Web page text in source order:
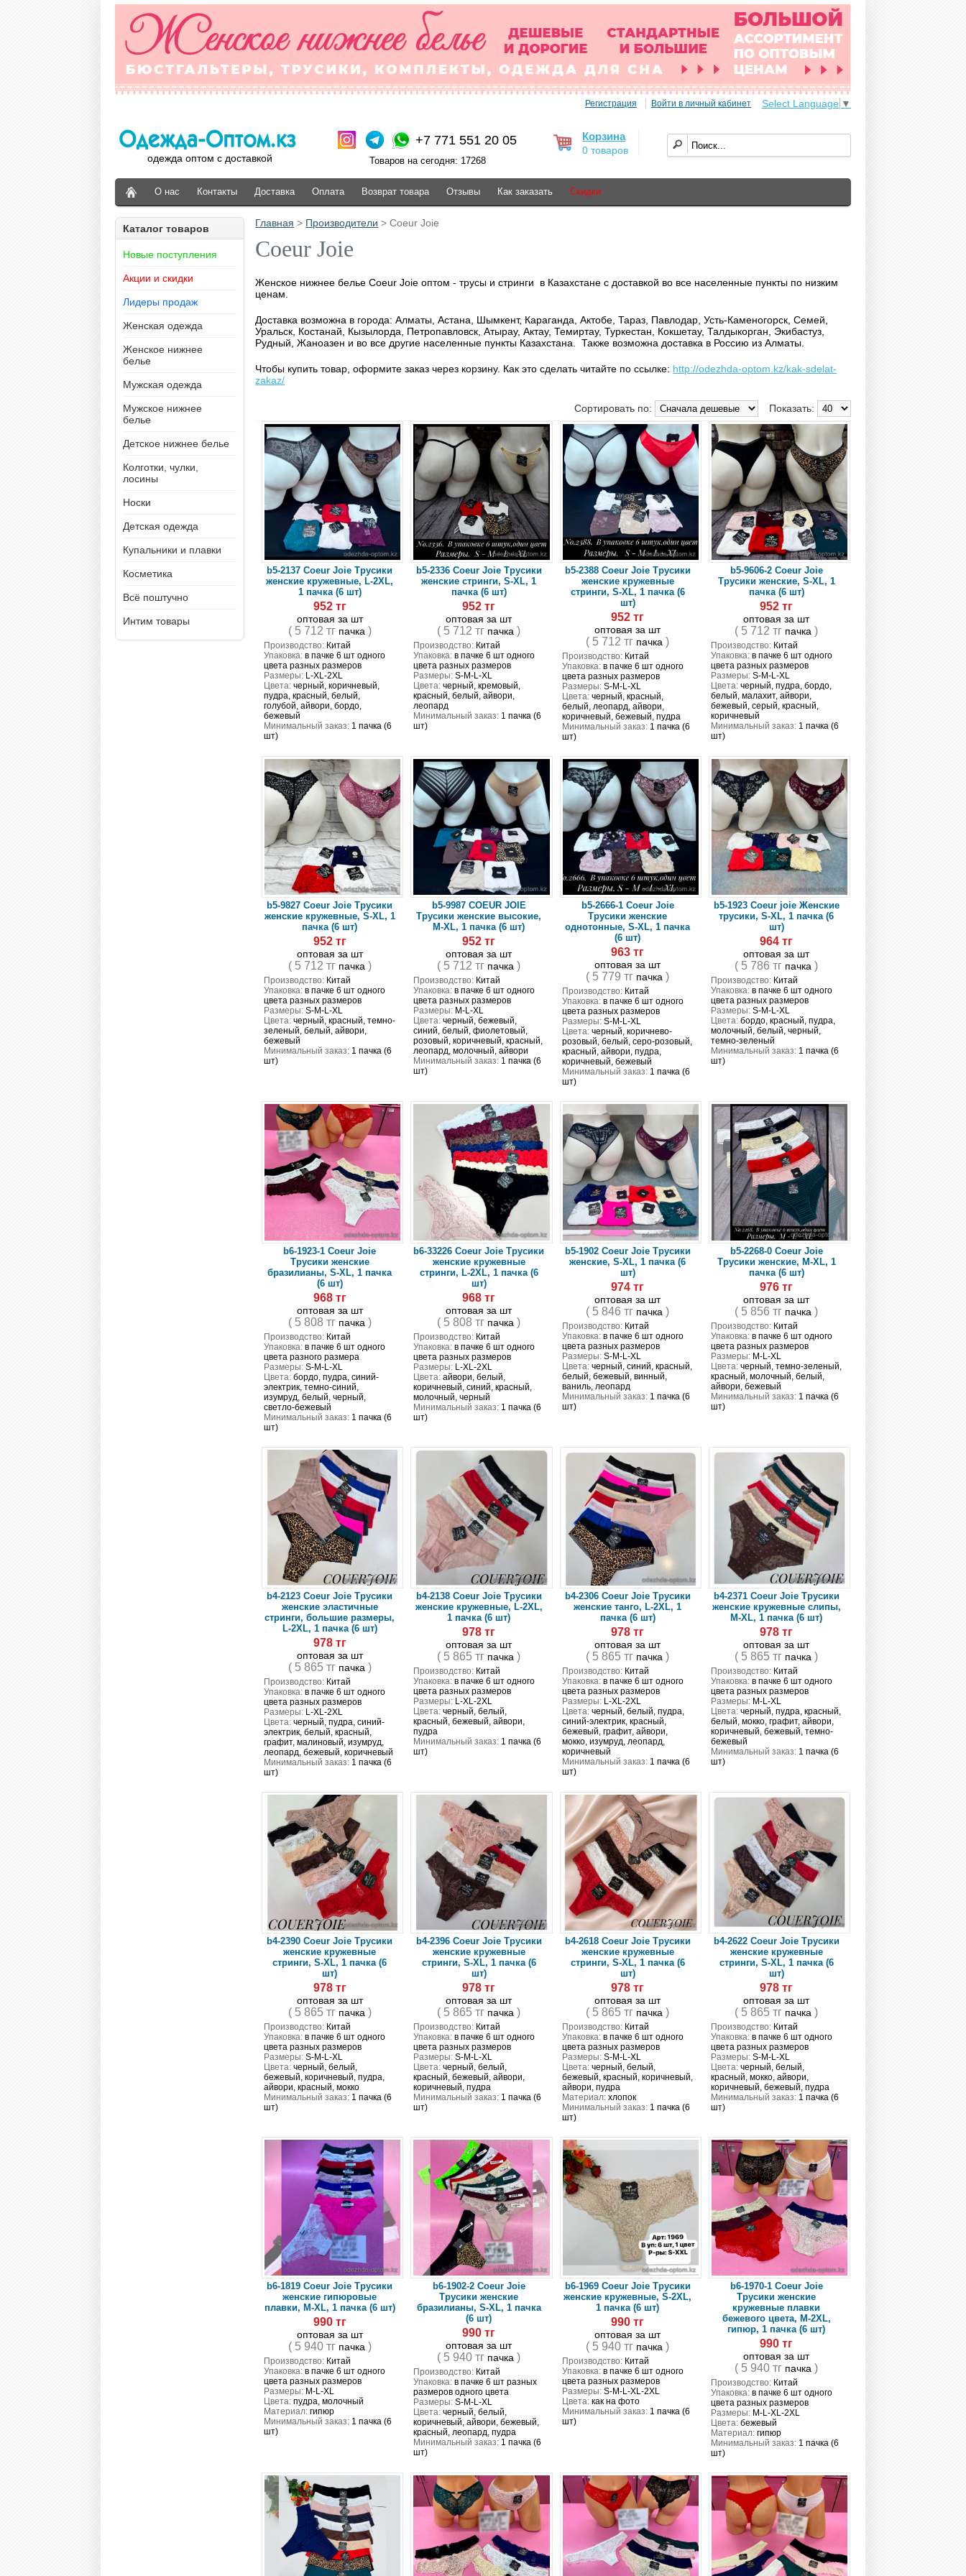
Регистрация Войти в личный кабинет Select Language ▼
одежда оптом с доставкой
+7 771 551 20 05
Товаров на сегодня: 17268
Корзина
0 товаров
О нас Контакты Доставка Оплата Возврат товара Отзывы Как заказать Скидки
Каталог товаров
Новые поступления
Акции и скидки
Лидеры продаж
Женская одежда
Женское нижнее
белье
Мужская одежда
Мужское нижнее
белье
Детское нижнее белье
Колготки, чулки,
лосины
Носки
Детская одежда
Купальники и плавки
Косметика
Всё поштучно
Интим товары
Главная > Производители > Coeur Joie
Coeur Joie
Женское нижнее белье Coeur Joie оптом - трусы и стринги в Казахстане с доставкой во все населенные пункты по низким
ценам.
Доставка возможна в города: Алматы, Астана, Шымкент, Караганда, Актобе, Тараз, Павлодар, Усть-Каменогорск, Семей,
Уральск, Костанай, Кызылорда, Петропавловск, Атырау, Актау, Темиртау, Туркестан, Кокшетау, Талдыкорган, Экибастуз,
Рудный, Жаноазен и во все другие населенные пункты Казахстана. Также возможна доставка в Россию из Алматы.
Чтобы купить товар, оформите заказ через корзину. Как это сделать читайте по ссылке: http://odezhda-optom.kz/kak-sdelat-
zakaz/
Показать:
Сортировать по:
b5-2137 Coeur Joie Трусики
женские кружевные, L-2XL,
1 пачка (6 шт)
952 тг
оптовая за шт
( 5 712 тг пачка )
Производство: Китай
Упаковка: в пачке 6 шт одного
цвета разных размеров
Размеры: L-XL-2XL
Цвета: черный, коричневый,
пудра, красный, белый,
голубой, айвори, бордо,
бежевый
Минимальный заказ: 1 пачка (6
шт)
b5-2336 Coeur Joie Трусики
женские стринги, S-XL, 1
пачка (6 шт)
952 тг
оптовая за шт
( 5 712 тг пачка )
Производство:Китай
Упаковка:в пачке 6 шт одного
цвета разных размеров
Размеры:S-M-L-XL
Цвета:черный, кремовый,
красный, белый, айвори,
леопард
Минимальный заказ:1 пачка (6
шт)
b5-2388 Coeur Joie Трусики
женские кружевные
стринги, S-XL, 1 пачка (6
шт)
952 тг
оптовая за шт
( 5 712 тг пачка )
Производство:Китай
Упаковка:в пачке 6 шт одного
цвета разных размеров
Размеры:S-M-L-XL
Цвета:черный, красный,
белый, леопард, айвори,
коричневый, бежевый, пудра
Минимальный заказ:1 пачка (6
шт)
b5-9606-2 Coeur Joie
Трусики женские, S-XL, 1
пачка (6 шт)
952 тг
оптовая за шт
( 5 712 тг пачка )
Производство:Китай
Упаковка:в пачке 6 шт одного
цвета разных размеров
Размеры:S-M-L-XL
Цвета:черный, пудра, бордо,
белый, малахит, айвори,
бежевый, серый, красный,
коричневый
Минимальный заказ:1 пачка (6
шт)
b5-9827 Coeur Joie Трусики
женские кружевные, S-XL, 1
пачка (6 шт)
952 тг
оптовая за шт
( 5 712 тг пачка )
Производство: Китай
Упаковка: в пачке 6 шт одного
цвета разных размеров
Размеры: S-M-L-XL
Цвета: черный, красный, темно-
зеленый, белый, айвори,
бежевый
Минимальный заказ: 1 пачка (6
шт)
b5-9987 COEUR JOIE
Трусики женские высокие,
M-XL, 1 пачка (6 шт)
952 тг
оптовая за шт
( 5 712 тг пачка )
Производство:Китай
Упаковка:в пачке 6 шт одного
цвета разных размеров
Размеры:M-L-XL
Цвета:черный, бежевый,
синий, белый, фиолетовый,
розовый, коричневый, красный,
леопард, молочный, айвори
Минимальный заказ:1 пачка (6
шт)
b5-2666-1 Coeur Joie
Трусики женские
однотонные, S-XL, 1 пачка
(6 шт)
963 тг
оптовая за шт
( 5 779 тг пачка )
Производство:Китай
Упаковка:в пачке 6 шт одного
цвета разных размеров
Размеры:S-M-L-XL
Цвета:черный, коричнево-
розовый, белый, серо-розовый,
красный, айвори, пудра,
коричневый, бежевый
Минимальный заказ:1 пачка (6
шт)
b5-1923 Coeur joie Женские
трусики, S-XL, 1 пачка (6
шт)
964 тг
оптовая за шт
( 5 786 тг пачка )
Производство:Китай
Упаковка:в пачке 6 шт одного
цвета разных размеров
Размеры:S-M-L-XL
Цвета:бордо, красный, пудра,
молочный, белый, черный,
темно-зеленый
Минимальный заказ:1 пачка (6
шт)
b6-1923-1 Coeur Joie
Трусики женские
бразилианы, S-XL, 1 пачка
(6 шт)
968 тг
оптовая за шт
( 5 808 тг пачка )
Производство: Китай
Упаковка: в пачке 6 шт одного
цвета разного размера
Размеры: S-M-L-XL
Цвета: бордо, пудра, синий-
электрик, темно-синий,
изумруд, белый, черный,
светло-бежевый
Минимальный заказ: 1 пачка (6
шт)
b6-33226 Coeur Joie Трусики
женские кружевные
стринги, L-2XL, 1 пачка (6
шт)
968 тг
оптовая за шт
( 5 808 тг пачка )
Производство:Китай
Упаковка:в пачке 6 шт одного
цвета разных размеров
Размеры:L-XL-2XL
Цвета:айвори, белый,
коричневый, синий, красный,
молочный, черный
Минимальный заказ:1 пачка (6
шт)
b5-1902 Coeur Joie Трусики
женские, S-XL, 1 пачка (6
шт)
974 тг
оптовая за шт
( 5 846 тг пачка )
Производство:Китай
Упаковка:в пачке 6 шт одного
цвета разных размеров
Размеры:S-M-L-XL
Цвета:черный, синий, красный,
белый, бежевый, винный,
ваниль, леопард
Минимальный заказ:1 пачка (6
шт)
b5-2268-0 Coeur Joie
Трусики женские, M-XL, 1
пачка (6 шт)
976 тг
оптовая за шт
( 5 856 тг пачка )
Производство:Китай
Упаковка:в пачке 6 шт одного
цвета разных размеров
Размеры:M-L-XL
Цвета:черный, темно-зеленый,
красный, молочный, белый,
айвори, бежевый
Минимальный заказ:1 пачка (6
шт)
b4-2123 Coeur Joie Трусики
женские эластичные
стринги, большие размеры,
L-2XL, 1 пачка (6 шт)
978 тг
оптовая за шт
( 5 865 тг пачка )
Производство: Китай
Упаковка: в пачке 6 шт одного
цвета разных размеров
Размеры: L-XL-2XL
Цвета: черный, пудра, синий-
электрик, белый, красный,
графит, малиновый, изумруд,
леопард, бежевый, коричневый
Минимальный заказ: 1 пачка (6
шт)
b4-2138 Coeur Joie Трусики
женские кружевные, L-2XL,
1 пачка (6 шт)
978 тг
оптовая за шт
( 5 865 тг пачка )
Производство:Китай
Упаковка:в пачке 6 шт одного
цвета разных размеров
Размеры:L-XL-2XL
Цвета:черный, белый,
красный, бежевый, айвори,
пудра
Минимальный заказ:1 пачка (6
шт)
b4-2306 Coeur Joie Трусики
женские танго, L-2XL, 1
пачка (6 шт)
978 тг
оптовая за шт
( 5 865 тг пачка )
Производство:Китай
Упаковка:в пачке 6 шт одного
цвета разных размеров
Размеры:L-XL-2XL
Цвета:черный, белый, пудра,
синий-электрик, красный,
бежевый, графит, айвори,
мокко, изумруд, леопард,
коричневый
Минимальный заказ:1 пачка (6
шт)
b4-2371 Coeur Joie Трусики
женские кружевные слипы,
M-XL, 1 пачка (6 шт)
978 тг
оптовая за шт
( 5 865 тг пачка )
Производство:Китай
Упаковка:в пачке 6 шт одного
цвета разных размеров
Размеры:M-L-XL
Цвета:черный, пудра, красный,
белый, мокко, графит, айвори,
коричневый, бежевый, темно-
бежевый
Минимальный заказ:1 пачка (6
шт)
b4-2390 Coeur Joie Трусики
женские кружевные
стринги, S-XL, 1 пачка (6
шт)
978 тг
оптовая за шт
( 5 865 тг пачка )
Производство: Китай
Упаковка: в пачке 6 шт одного
цвета разных размеров
Размеры: S-M-L-XL
Цвета: черный, белый,
бежевый, коричневый, пудра,
айвори, красный, мокко
Минимальный заказ: 1 пачка (6
шт)
b4-2396 Coeur Joie Трусики
женские кружевные
стринги, S-XL, 1 пачка (6
шт)
978 тг
оптовая за шт
( 5 865 тг пачка )
Производство:Китай
Упаковка:в пачке 6 шт одного
цвета разных размеров
Размеры:S-M-L-XL
Цвета:черный, белый,
красный, бежевый, айвори,
коричневый, пудра
Минимальный заказ:1 пачка (6
шт)
b4-2618 Coeur Joie Трусики
женские кружевные
стринги, S-XL, 1 пачка (6
шт)
978 тг
оптовая за шт
( 5 865 тг пачка )
Производство:Китай
Упаковка:в пачке 6 шт одного
цвета разных размеров
Размеры:S-M-L-XL
Цвета:черный, белый,
бежевый, красный, коричневый,
айвори, пудра
Материал:хлопок
Минимальный заказ:1 пачка (6
шт)
b4-2622 Coeur Joie Трусики
женские кружевные
стринги, S-XL, 1 пачка (6
шт)
978 тг
оптовая за шт
( 5 865 тг пачка )
Производство:Китай
Упаковка:в пачке 6 шт одного
цвета разных размеров
Размеры:S-M-L-XL
Цвета:черный, белый,
красный, мокко, айвори,
коричневый, бежевый, пудра
Минимальный заказ:1 пачка (6
шт)
b6-1819 Coeur Joie Трусики
женские гипюровые
плавки, M-XL, 1 пачка (6 шт)
990 тг
оптовая за шт
( 5 940 тг пачка )
Производство: Китай
Упаковка: в пачке 6 шт одного
цвета разных размеров
Размеры: M-L-XL
Цвета: пудра, молочный
Материал: гипюр
Минимальный заказ: 1 пачка (6
шт)
b6-1902-2 Coeur Joie
Трусики женские
бразилианы, S-XL, 1 пачка
(6 шт)
990 тг
оптовая за шт
( 5 940 тг пачка )
Производство:Китай
Упаковка:в пачке 6 шт разных
размеров одного цвета
Размеры:S-M-L-XL
Цвета:черный, белый,
коричневый, айвори, бежевый,
красный, леопард, пудра
Минимальный заказ:1 пачка (6
шт)
b6-1969 Coeur Joie Трусики
женские кружевные, S-2XL,
1 пачка (6 шт)
990 тг
оптовая за шт
( 5 940 тг пачка )
Производство:Китай
Упаковка:в пачке 6 шт одного
цвета разных размеров
Размеры:S-M-L-XL-2XL
Цвета:как на фото
Минимальный заказ:1 пачка (6
шт)
b6-1970-1 Coeur Joie
Трусики женские
кружевные плавки
бежевого цвета, M-2XL,
гипюр, 1 пачка (6 шт)
990 тг
оптовая за шт
( 5 940 тг пачка )
Производство:Китай
Упаковка:в пачке 6 шт одного
цвета разных размеров
Размеры:M-L-XL-2XL
Цвета:бежевый
Материал:гипюр
Минимальный заказ:1 пачка (6
шт)